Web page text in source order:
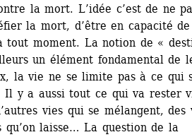
la mort. L’idée c’est de ne
la mort, d’être en capacité de
tout moment. La notion de «
un élément fondamental de
la vie ne se limite pas à ce qui
Il y a aussi tout ce qui va rester
vies qui se mélangent, des
qu’on laisse… La question de la